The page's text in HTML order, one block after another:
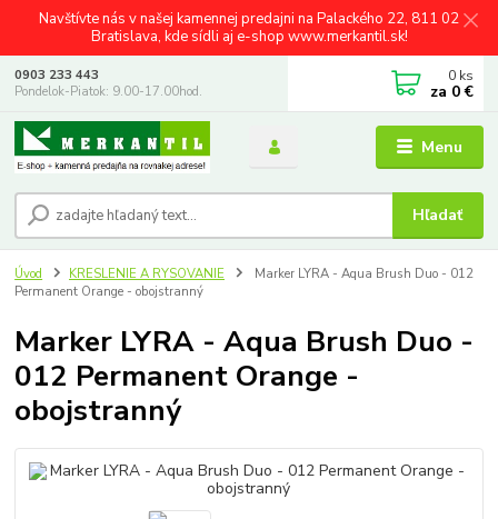
Navštívte nás v našej kamennej predajni na Palackého 22, 811 02
Bratislava, kde sídli aj e-shop www.merkantil.sk!
Menu
Hľadať
0903 233 443
Pondelok-Piatok: 9.00-17.00hod.
0 ks
za 0 €
Úvod KRESLENIE A RYSOVANIE
Marker LYRA - Aqua Brush Duo - 012
Permanent Orange - obojstranný
Marker LYRA - Aqua Brush Duo -
012 Permanent Orange -
obojstranný